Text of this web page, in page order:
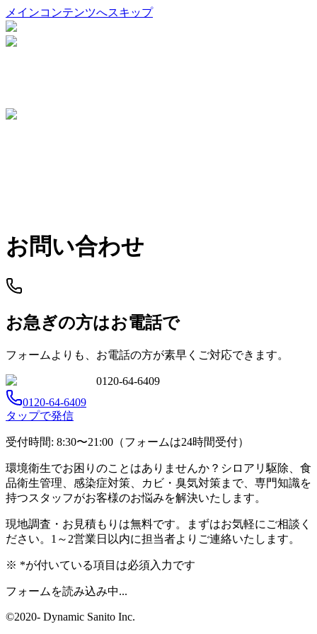
メインコンテンツへスキップ
お問い合わせ
お急ぎの方はお電話で
フォームよりも、お電話の方が素早くご対応できます。
0120-64-6409
0120-64-6409
タップで発信
受付時間: 8:30〜21:00（フォームは24時間受付）
環境衛生でお困りのことはありませんか？シロアリ駆除、食
品衛生管理、感染症対策、カビ・臭気対策まで、専門知識を
持つスタッフがお客様のお悩みを解決いたします。
現地調査・お見積もりは無料です。まずはお気軽にご相談く
ださい。1～2営業日以内に担当者よりご連絡いたします。
※ *が付いている項目は必須入力です
フォームを読み込み中...
©2020- Dynamic Sanito Inc.